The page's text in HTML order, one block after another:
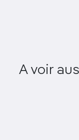
A voirHyde